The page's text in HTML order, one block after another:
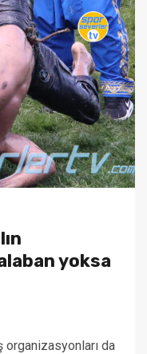
yoksa
organizasyonları da